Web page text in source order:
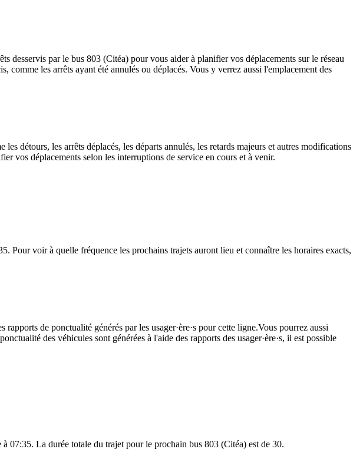
desservis par le bus 803 (Citéa) pour vous aider à planifier vos déplacements sur le réseau
comme les arrêts ayant été annulés ou déplacés. Vous y verrez aussi l'emplacement des
détours, les arrêts déplacés, les départs annulés, les retards majeurs et autres modifications
vos déplacements selon les interruptions de service en cours et à venir.
voir à quelle fréquence les prochains trajets auront lieu et connaître les horaires exacts,
rapports de ponctualité générés par les usager·ère·s pour cette ligne.Vous pourrez aussi
des véhicules sont générées à l'aide des rapports des usager·ère·s, il est possible
La durée totale du trajet pour le prochain bus 803 (Citéa) est de 30.